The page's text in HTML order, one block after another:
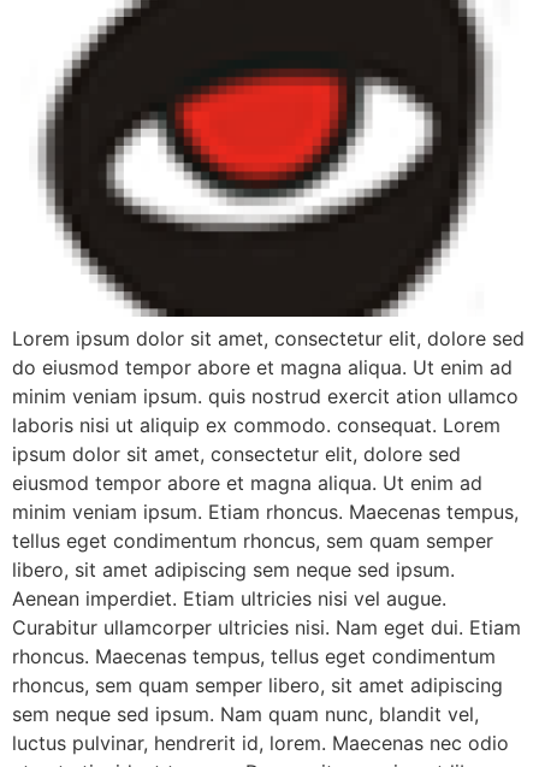
Lorem ipsum dolor sit amet, consectetur elit, dolore sed
do eiusmod tempor abore et magna aliqua. Ut enim ad
minim veniam ipsum. quis nostrud exercit ation ullamco
laboris nisi ut aliquip ex commodo. consequat. Lorem
ipsum dolor sit amet, consectetur elit, dolore sed
eiusmod tempor abore et magna aliqua. Ut enim ad
minim veniam ipsum. Etiam rhoncus. Maecenas tempus,
tellus eget condimentum rhoncus, sem quam semper
libero, sit amet adipiscing sem neque sed ipsum.
Aenean imperdiet. Etiam ultricies nisi vel augue.
Curabitur ullamcorper ultricies nisi. Nam eget dui. Etiam
rhoncus. Maecenas tempus, tellus eget condimentum
rhoncus, sem quam semper libero, sit amet adipiscing
sem neque sed ipsum. Nam quam nunc, blandit vel,
luctus pulvinar, hendrerit id, lorem. Maecenas nec odio